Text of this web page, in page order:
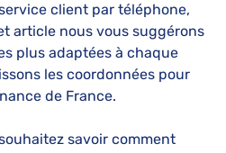
client par téléphone,
article nous vous suggérons
plus adaptées à chaque
les coordonnées pour
de France.
savoir comment